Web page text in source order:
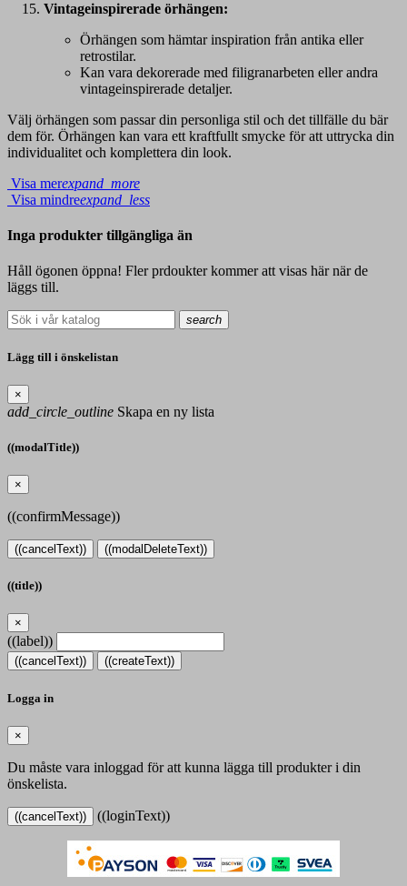
Vintageinspirerade örhängen:
Örhängen som hämtar inspiration från antika eller
retrostilar.
Kan vara dekorerade med filigranarbeten eller andra
vintageinspirerade detaljer.
Välj örhängen som passar din personliga stil och det tillfälle du bär
dem för. Örhängen kan vara ett kraftfullt smycke för att uttrycka din
individualitet och komplettera din look.
Visa merexpand_more
Visa mindreexpand_less
Inga produkter tillgängliga än
Håll ögonen öppna! Fler prdoukter kommer att visas här när de
läggs till.
search
Lägg till i önskelistan
×
add_circle_outline Skapa en ny lista
((modalTitle))
×
((confirmMessage))
((cancelText)) ((modalDeleteText))
((title))
×
((label))
((cancelText)) ((createText))
Logga in
×
Du måste vara inloggad för att kunna lägga till produkter i din
önskelista.
((cancelText)) ((loginText))